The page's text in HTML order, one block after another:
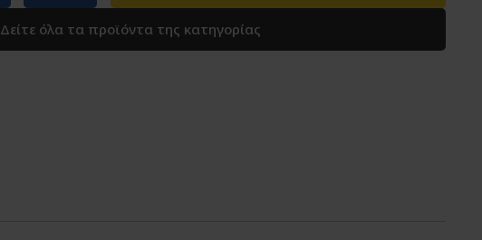
Δείτε όλα τα προϊόντα της κατηγορίας